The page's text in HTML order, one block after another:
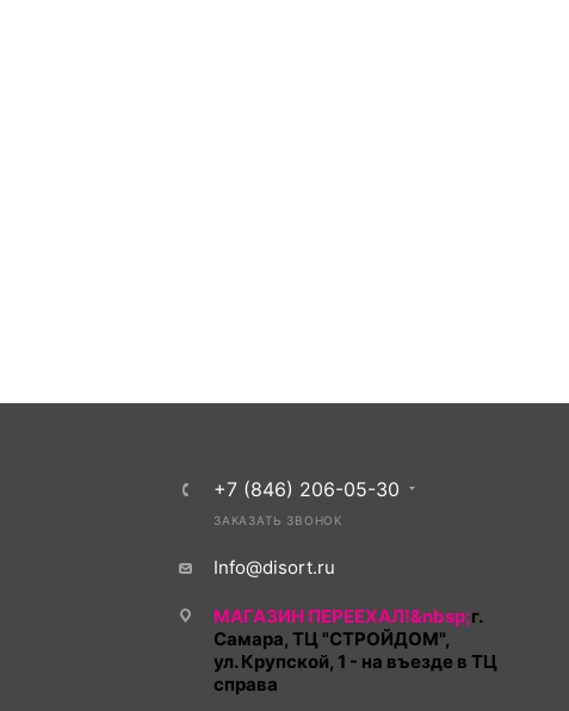
+7 (846) 206-05-30
ЗАКАЗАТЬ ЗВОНОК
Info@disort.ru
МАГАЗИН ПЕРЕЕХАЛ!&nbsp;г.
Самара, ТЦ "СТРОЙДОМ",
ул. Крупской, 1 - на въезде в ТЦ
справа